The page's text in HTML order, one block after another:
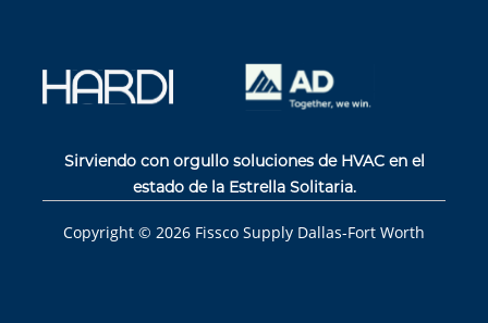
Sirviendo con orgullo soluciones de HVAC en el
estado de la Estrella Solitaria.
Copyright © 2026 Fissco Supply Dallas-Fort Worth